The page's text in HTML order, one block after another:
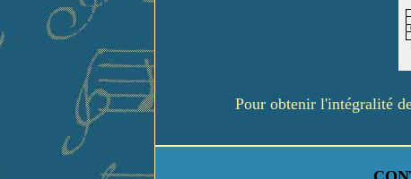
Pour obtenir l'intégralité